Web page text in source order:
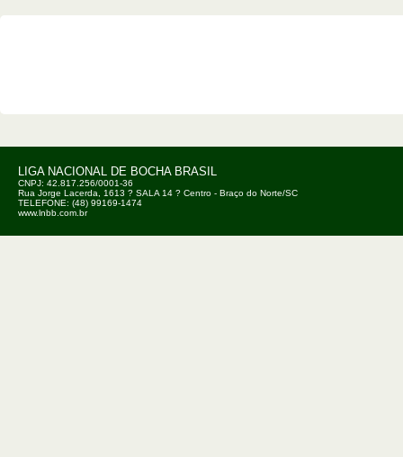
LIGA NACIONAL DE BOCHA BRASIL
CNPJ: 42.817.256/0001-36
Rua Jorge Lacerda, 1613 ? SALA 14 ? Centro - Braço do Norte/SC
TELEFONE: (48) 99169-1474
www.lnbb.com.br